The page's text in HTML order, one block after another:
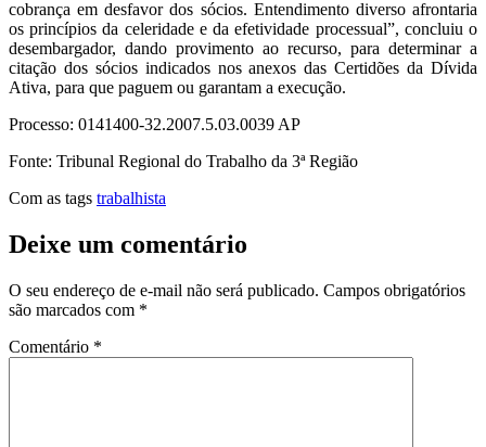
cobrança em desfavor dos sócios. Entendimento diverso afrontaria
os princípios da celeridade e da efetividade processual”, concluiu o
desembargador, dando provimento ao recurso, para determinar a
citação dos sócios indicados nos anexos das Certidões da Dívida
Ativa, para que paguem ou garantam a execução.
Processo: 0141400-32.2007.5.03.0039 AP
Fonte: Tribunal Regional do Trabalho da 3ª Região
Com as tags trabalhista
Deixe um comentário
O seu endereço de e-mail não será publicado. Campos obrigatórios
são marcados com *
Comentário *